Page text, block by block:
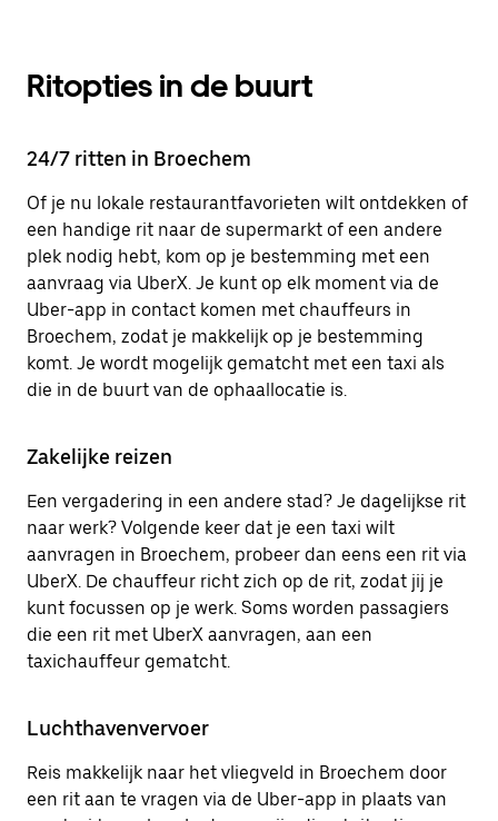
Ritopties in de buurt
24/7 ritten in Broechem
Of je nu lokale restaurantfavorieten wilt ontdekken of
een handige rit naar de supermarkt of een andere
plek nodig hebt, kom op je bestemming met een
aanvraag via UberX. Je kunt op elk moment via de
Uber-app in contact komen met chauffeurs in
Broechem, zodat je makkelijk op je bestemming
komt. Je wordt mogelijk gematcht met een taxi als
die in de buurt van de ophaallocatie is.
Zakelijke reizen
Een vergadering in een andere stad? Je dagelijkse rit
naar werk? Volgende keer dat je een taxi wilt
aanvragen in Broechem, probeer dan eens een rit via
UberX. De chauffeur richt zich op de rit, zodat jij je
kunt focussen op je werk. Soms worden passagiers
die een rit met UberX aanvragen, aan een
taxichauffeur gematcht.
Luchthavenvervoer
Reis makkelijk naar het vliegveld in Broechem door
een rit aan te vragen via de Uber-app in plaats van